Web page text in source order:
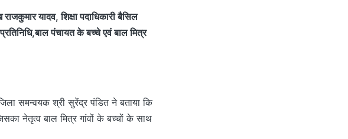
यादव, शिक्षा पदाधिकारी बैसिल
पंचायत के बच्चे एवं बाल मित्र
समन्वयक श्री सुरेंद्र पंडित ने बताया कि
नेतृत्व बाल मित्र गांवों के बच्चों के साथ